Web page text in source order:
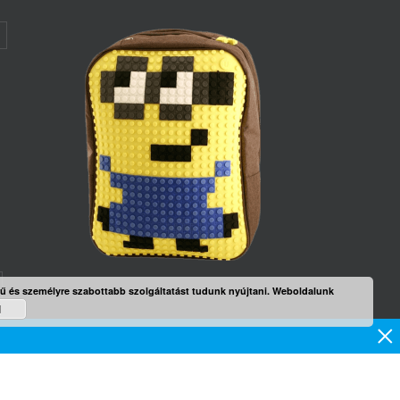
×
és személyre szabottabb szolgáltatást tudunk nyújtani. Weboldalunk